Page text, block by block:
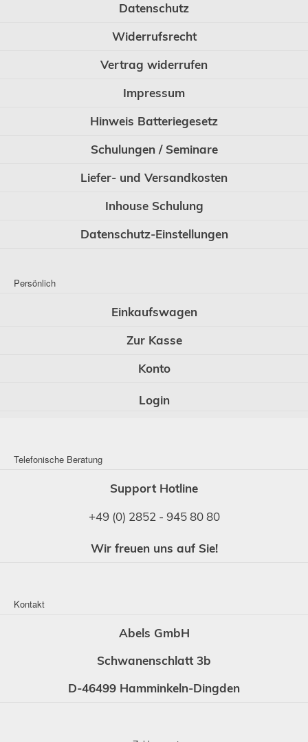
Datenschutz
Widerrufsrecht
Vertrag widerrufen
Impressum
Hinweis Batteriegesetz
Schulungen / Seminare
Liefer- und Versandkosten
Inhouse Schulung
Datenschutz-Einstellungen
Persönlich
Einkaufswagen
Zur Kasse
Konto
Login
Telefonische Beratung
Support Hotline
+49 (0) 2852 - 945 80 80
Wir freuen uns auf Sie!
Kontakt
Abels GmbH
Schwanenschlatt 3b
D-46499 Hamminkeln-Dingden